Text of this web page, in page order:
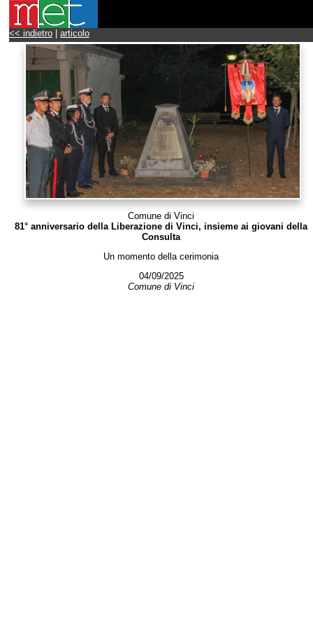
<< indietro articolo
Comune di Vinci
81° anniversario della Liberazione di Vinci, insieme ai giovani della
Consulta
Un momento della cerimonia
04/09/2025
Comune di Vinci